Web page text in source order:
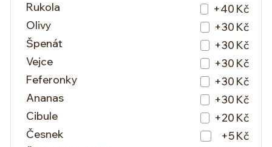
Rukola
+40 Kč
Olivy
+30 Kč
Špenát
+30 Kč
Vejce
+30 Kč
Feferonky
+30 Kč
Ananas
+30 Kč
Cibule
+20 Kč
Česnek
+5 Kč